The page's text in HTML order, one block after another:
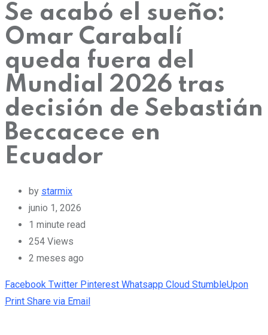
Se acabó el sueño:
Omar Carabalí
queda fuera del
Mundial 2026 tras
decisión de Sebastián
Beccacece en
Ecuador
by starmix
junio 1, 2026
1 minute read
254 Views
2 meses ago
Facebook Twitter Pinterest Whatsapp Cloud StumbleUpon
Print Share via Email